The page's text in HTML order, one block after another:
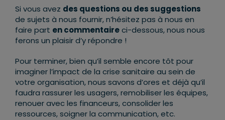
Si vous avez des questions ou des suggestions
de sujets à nous fournir, n’hésitez pas à nous en
faire part en commentaireci-dessous, nous nous
ferons un plaisir d’y répondre !
Pour terminer, bien qu’il semble encore tôt pour
imaginer l’impact de la crise sanitaire au sein de
votre organisation, nous savons d’ores et déjà qu’il
faudra rassurer les usagers, remobiliser les équipes,
renouer avec les financeurs, consolider les
ressources, soigner la communication, etc.